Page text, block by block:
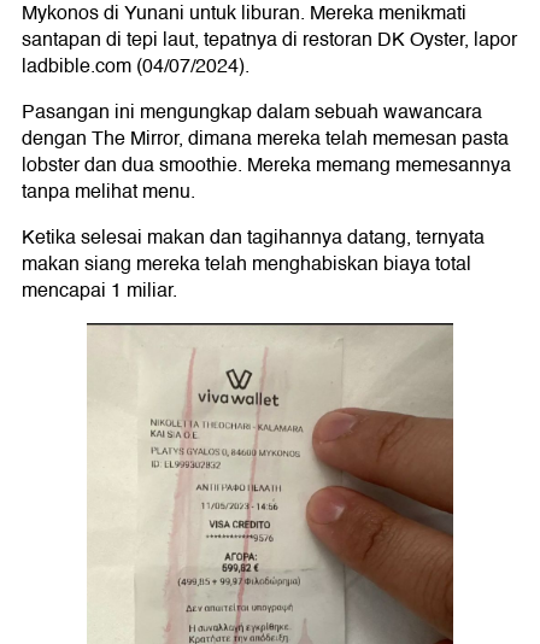
Mykonos di Yunani untuk liburan. Mereka menikmati
santapan di tepi laut, tepatnya di restoran DK Oyster, lapor
ladbible.com (04/07/2024).
Pasangan ini mengungkap dalam sebuah wawancara
dengan The Mirror, dimana mereka telah memesan pasta
lobster dan dua smoothie. Mereka memang memesannya
tanpa melihat menu.
Ketika selesai makan dan tagihannya datang, ternyata
makan siang mereka telah menghabiskan biaya total
mencapai 1 miliar.